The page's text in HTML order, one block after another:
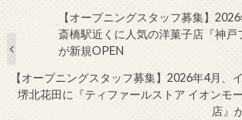
【オープニングスタッフ募集】
斎橋駅近くに人気の洋菓子店『神
が新規OPEN
【オープニングスタッフ募集】2026年4月、
堺北花田に『ティファールストア イオンモ
店』